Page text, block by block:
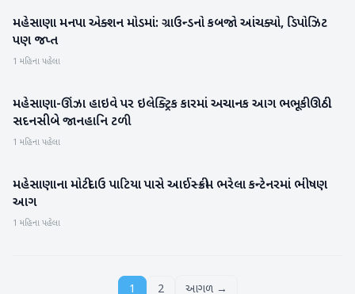
મહેસાણા
મહેસાણા મનપા એક્શન મોડમાં: ગ્રાઉન્ડનો કબજો આંચક્યો, ડિપોઝિટ
પણ જપ્ત
1 મહિના પહેલા
મહેસાણા
મહેસાણા-ઊંઝા હાઇવે પર ઇલેક્ટ્રિક કારમાં અચાનક આગ ભભૂકી ઊઠી:
સદનસીબે જાનહાનિ ટળી
1 મહિના પહેલા
મહેસાણા
મહેસાણાના મોટીદાઉ પાટિયા પાસે આઈસ્ક્રીમ ભરેલા કન્ટેનરમાં ભીષણ
આગ
1 મહિના પહેલા
1 2 આગળ →